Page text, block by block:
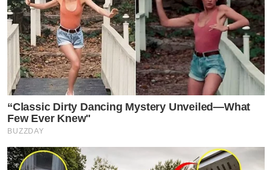
“Classic Dirty Dancing Mystery Unveiled—What
Few Ever Knew"
BUZZDAY